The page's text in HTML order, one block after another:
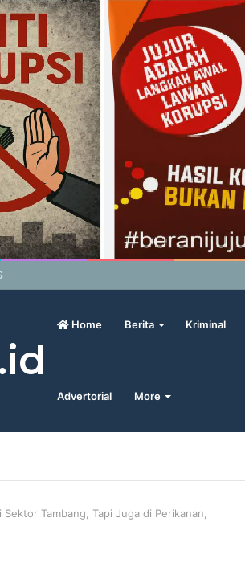
Pengamat, Menilai Harga Beras Terlalu Mahal
Home Berita Kriminal
Advertorial More
Tambang, Tapi Juga di Perikanan,